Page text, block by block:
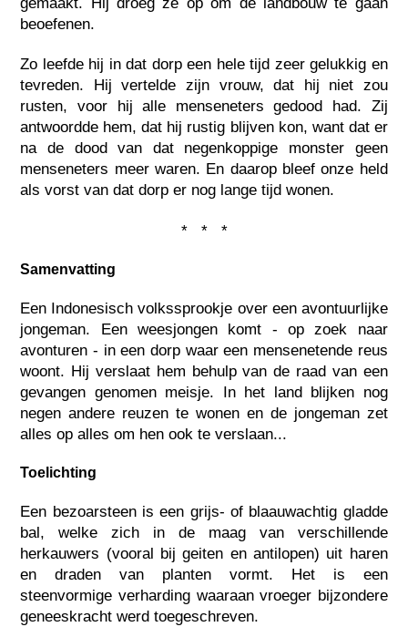
beoefenen.
Zo leefde hij in dat dorp een hele tijd zeer gelukkig en
tevreden. Hij vertelde zijn vrouw, dat hij niet zou
rusten, voor hij alle menseneters gedood had. Zij
antwoordde hem, dat hij rustig blijven kon, want dat er
na de dood van dat negenkoppige monster geen
menseneters meer waren. En daarop bleef onze held
als vorst van dat dorp er nog lange tijd wonen.
* * *
Samenvatting
Een Indonesisch volkssprookje over een avontuurlijke
jongeman. Een weesjongen komt - op zoek naar
avonturen - in een dorp waar een mensenetende reus
woont. Hij verslaat hem behulp van de raad van een
gevangen genomen meisje. In het land blijken nog
negen andere reuzen te wonen en de jongeman zet
alles op alles om hen ook te verslaan...
Toelichting
Een bezoarsteen is een grijs- of blaauwachtig gladde
bal, welke zich in de maag van verschillende
herkauwers (vooral bij geiten en antilopen) uit haren
en draden van planten vormt. Het is een
steenvormige verharding waaraan vroeger bijzondere
geneeskracht werd toegeschreven.